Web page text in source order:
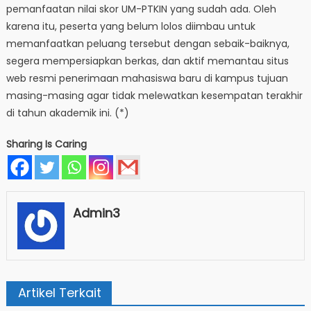
pemanfaatan nilai skor UM-PTKIN yang sudah ada. Oleh
karena itu, peserta yang belum lolos diimbau untuk
memanfaatkan peluang tersebut dengan sebaik-baiknya,
segera mempersiapkan berkas, dan aktif memantau situs
web resmi penerimaan mahasiswa baru di kampus tujuan
masing-masing agar tidak melewatkan kesempatan terakhir
di tahun akademik ini. (*)
Sharing Is Caring
Admin3
Artikel Terkait